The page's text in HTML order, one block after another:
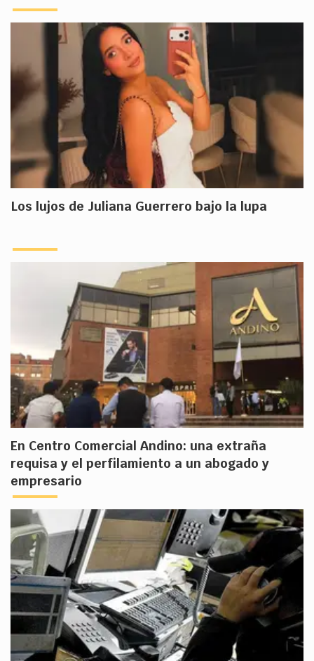
Los lujos de Juliana Guerrero bajo la lupa
En Centro Comercial Andino: una extraña
requisa y el perfilamiento a un abogado y
empresario